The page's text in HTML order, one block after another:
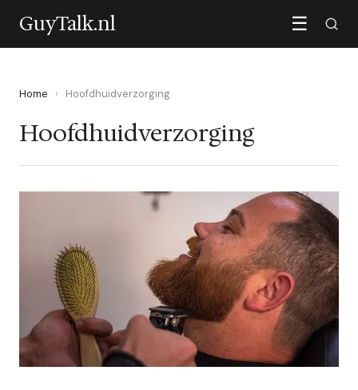
GuyTalk.nl ☰
Home › Hoofdhuidverzorging
Hoofdhuidverzorging